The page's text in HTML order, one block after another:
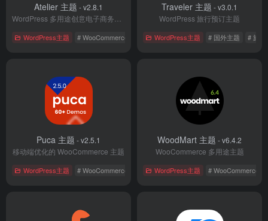
Atelier 主题 - v2.8.1
WordPress主题 # WooCommerce # 创意主题 # 国外主题
Traveler 主题 - v3.0.1
WordPress 旅行预订主题
WordPress主题 # 国外主题 # 旅游
Puca 主题 - v2.5.1
移动端优化的 WooCommerce 主题
WordPress主题 # WooCommerce # 国外主题 # 电子商务
WoodMart 主题 - v6.4.2
WooCommerce 多用途主题
WordPress主题 # WooCommerce